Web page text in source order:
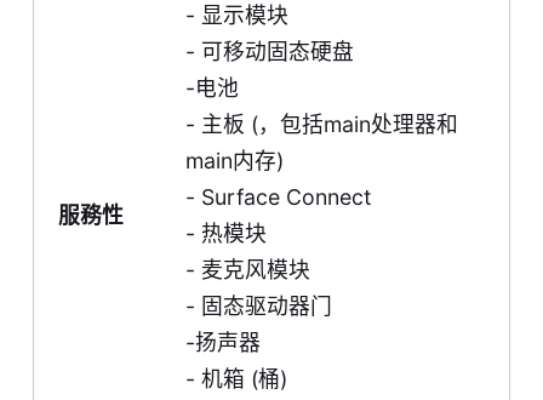
服務性
- 显示模块
- 可移动固态硬盘
-电池
- 主板 (，包括main处理器和
main内存)
- Surface Connect
- 热模块
- 麦克风模块
- 固态驱动器门
-扬声器
- 机箱 (桶)